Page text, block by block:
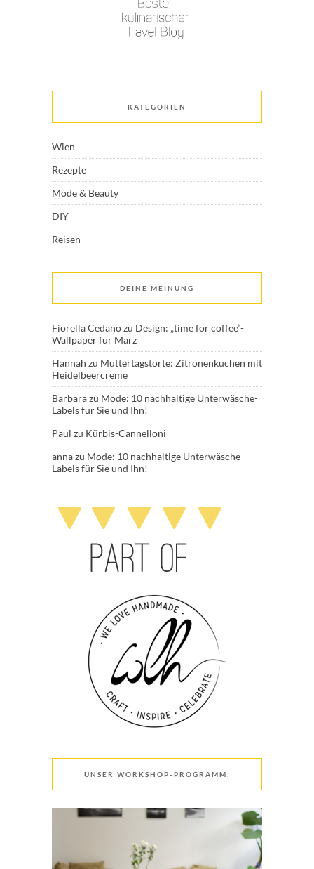
KATEGORIEN
Wien
Rezepte
Mode & Beauty
DIY
Reisen
DEINE MEINUNG
Fiorella Cedanozu Design: „time for coffee“-
Wallpaper für März
Hannah zu Muttertagstorte: Zitronenkuchen mit
Heidelbeercreme
Barbarazu Mode: 10 nachhaltige Unterwäsche-
Labels für Sie und Ihn!
Paul zu Kürbis-Cannelloni
annazu Mode: 10 nachhaltige Unterwäsche-
Labels für Sie und Ihn!
UNSER WORKSHOP-PROGRAMM: